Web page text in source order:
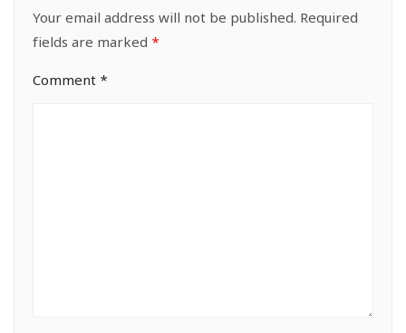
Your email address will not be published. Required
fields are marked *
Comment *